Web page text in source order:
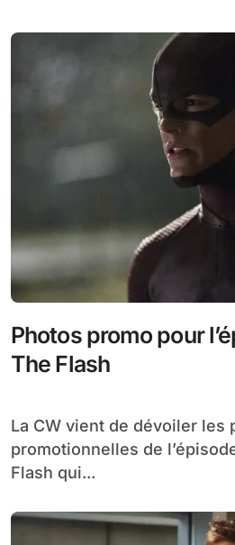
Photos promo pour
The Flash
La CW vient de dévoiler les photos
promotionnelles de
Flash qui...